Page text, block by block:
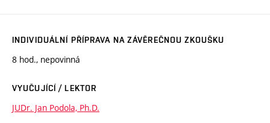
INDIVIDUÁLNÍ PŘÍPRAVA NA ZÁVĚREČNOU ZKOUŠKU
8 hod., nepovinná
VYUČUJÍCÍ / LEKTOR
JUDr. Jan Podola, Ph.D.